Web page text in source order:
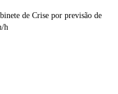
de Crise por previsão de
h